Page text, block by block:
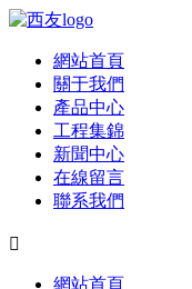
網站首頁
關于我們
產品中心
工程集錦
新聞中心
在線留言
聯系我們

網站首頁